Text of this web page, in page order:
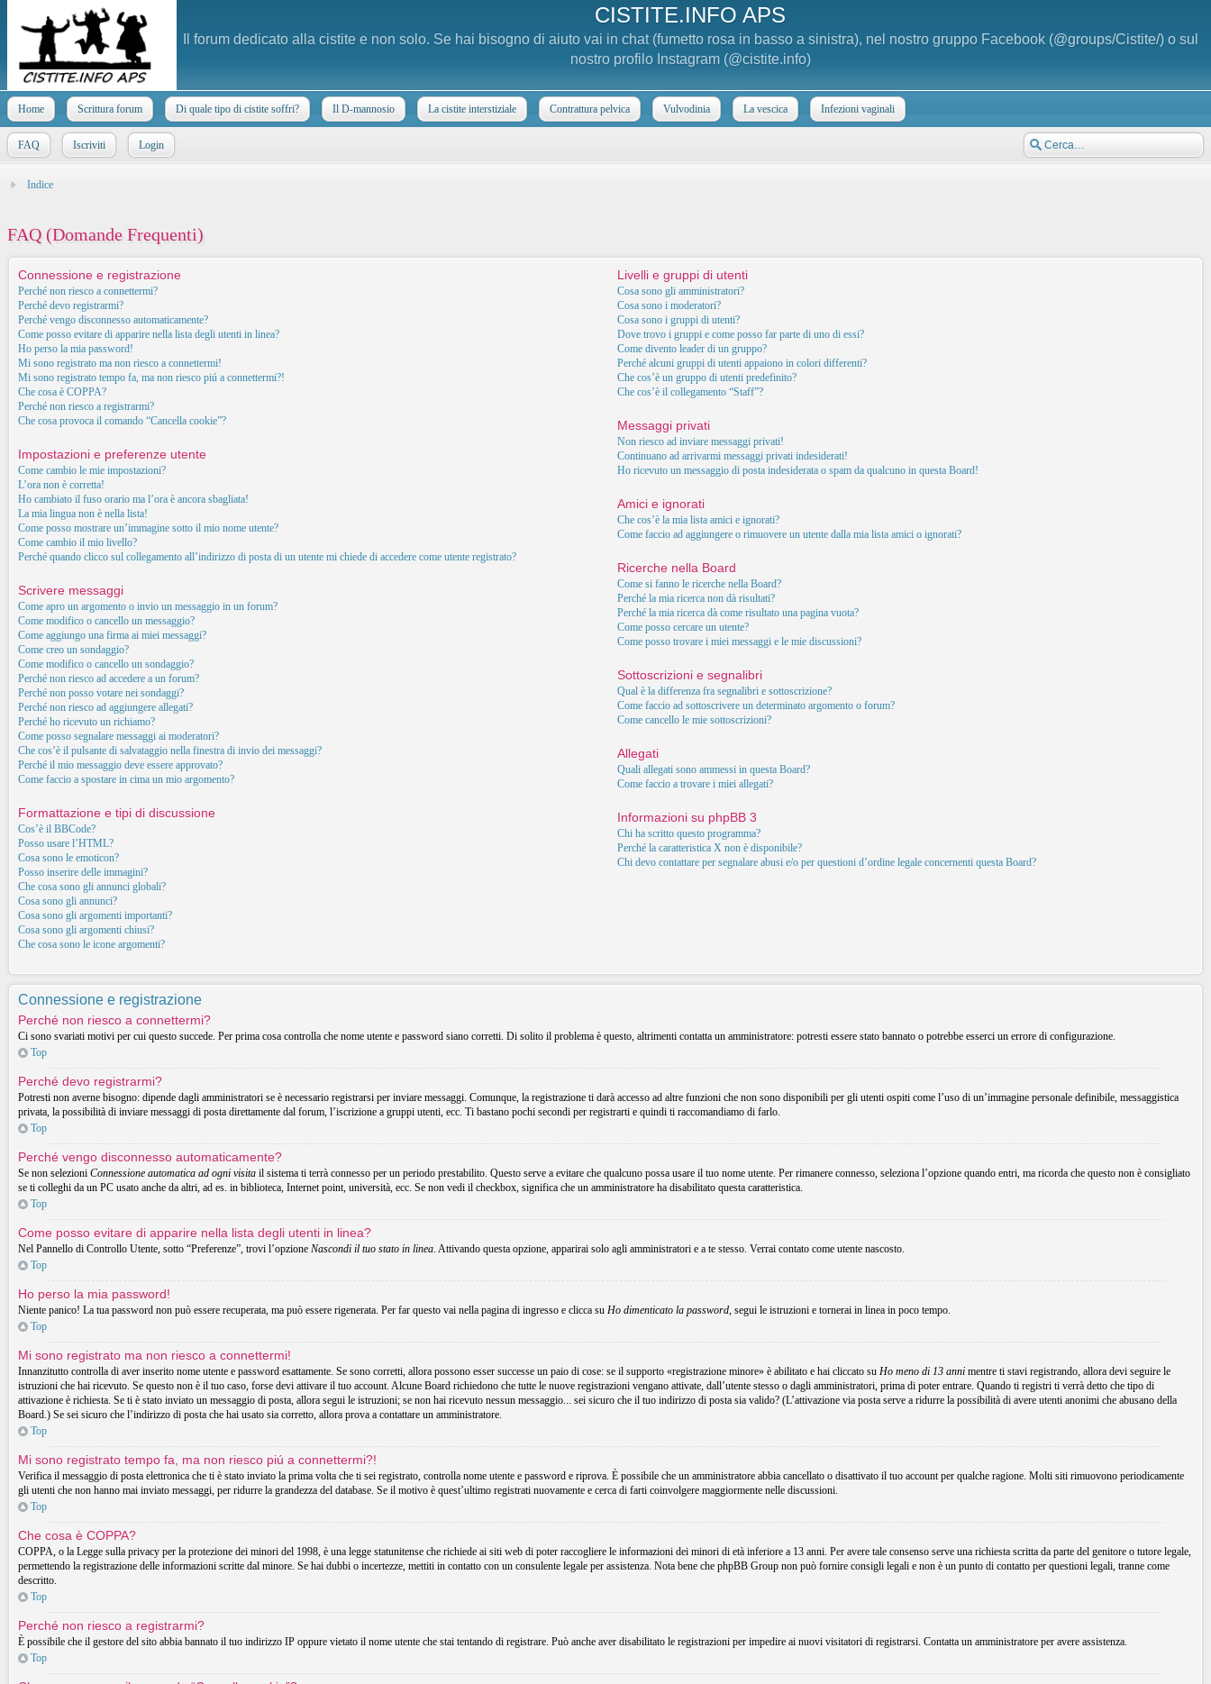
CISTITE.INFO APS
Il forum dedicato alla cistite e non solo. Se hai bisogno di aiuto vai in chat (fumetto rosa in basso a sinistra), nel nostro gruppo Facebook (@groups/Cistite/) o sul
nostro profilo Instagram (@cistite.info)
Home Scrittura forum Di quale tipo di cistite soffri? Il D-mannosio La cistite interstiziale Contrattura pelvica Vulvodinia La vescica Infezioni vaginali
FAQ Iscriviti Login
Indice
FAQ (Domande Frequenti)
Connessione e registrazione
Perché non riesco a connettermi?
Perché devo registrarmi?
Perché vengo disconnesso automaticamente?
Come posso evitare di apparire nella lista degli utenti in linea?
Ho perso la mia password!
Mi sono registrato ma non riesco a connettermi!
Mi sono registrato tempo fa, ma non riesco piú a connettermi?!
Che cosa è COPPA?
Perché non riesco a registrarmi?
Che cosa provoca il comando “Cancella cookie”?
Impostazioni e preferenze utente
Come cambio le mie impostazioni?
L’ora non è corretta!
Ho cambiato il fuso orario ma l’ora è ancora sbagliata!
La mia lingua non è nella lista!
Come posso mostrare un’immagine sotto il mio nome utente?
Come cambio il mio livello?
Perché quando clicco sul collegamento all’indirizzo di posta di un utente mi chiede di accedere come utente registrato?
Scrivere messaggi
Come apro un argomento o invio un messaggio in un forum?
Come modifico o cancello un messaggio?
Come aggiungo una firma ai miei messaggi?
Come creo un sondaggio?
Come modifico o cancello un sondaggio?
Perché non riesco ad accedere a un forum?
Perché non posso votare nei sondaggi?
Perché non riesco ad aggiungere allegati?
Perché ho ricevuto un richiamo?
Come posso segnalare messaggi ai moderatori?
Che cos’è il pulsante di salvataggio nella finestra di invio dei messaggi?
Perché il mio messaggio deve essere approvato?
Come faccio a spostare in cima un mio argomento?
Formattazione e tipi di discussione
Cos’è il BBCode?
Posso usare l’HTML?
Cosa sono le emoticon?
Posso inserire delle immagini?
Che cosa sono gli annunci globali?
Cosa sono gli annunci?
Cosa sono gli argomenti importanti?
Cosa sono gli argomenti chiusi?
Che cosa sono le icone argomenti?
Livelli e gruppi di utenti
Cosa sono gli amministratori?
Cosa sono i moderatori?
Cosa sono i gruppi di utenti?
Dove trovo i gruppi e come posso far parte di uno di essi?
Come divento leader di un gruppo?
Perché alcuni gruppi di utenti appaiono in colori differenti?
Che cos’è un gruppo di utenti predefinito?
Che cos’è il collegamento “Staff”?
Messaggi privati
Non riesco ad inviare messaggi privati!
Continuano ad arrivarmi messaggi privati indesiderati!
Ho ricevuto un messaggio di posta indesiderata o spam da qualcuno in questa Board!
Amici e ignorati
Che cos’è la mia lista amici e ignorati?
Come faccio ad aggiungere o rimuovere un utente dalla mia lista amici o ignorati?
Ricerche nella Board
Come si fanno le ricerche nella Board?
Perché la mia ricerca non dà risultati?
Perché la mia ricerca dà come risultato una pagina vuota?
Come posso cercare un utente?
Come posso trovare i miei messaggi e le mie discussioni?
Sottoscrizioni e segnalibri
Qual è la differenza fra segnalibri e sottoscrizione?
Come faccio ad sottoscrivere un determinato argomento o forum?
Come cancello le mie sottoscrizioni?
Allegati
Quali allegati sono ammessi in questa Board?
Come faccio a trovare i miei allegati?
Informazioni su phpBB 3
Chi ha scritto questo programma?
Perché la caratteristica X non è disponibile?
Chi devo contattare per segnalare abusi e/o per questioni d’ordine legale concernenti questa Board?
Connessione e registrazione
Perché non riesco a connettermi?
Ci sono svariati motivi per cui questo succede. Per prima cosa controlla che nome utente e password siano corretti. Di solito il problema è questo, altrimenti contatta un amministratore: potresti essere stato bannato o potrebbe esserci un errore di configurazione.
Top
Perché devo registrarmi?
Potresti non averne bisogno: dipende dagli amministratori se è necessario registrarsi per inviare messaggi. Comunque, la registrazione ti darà accesso ad altre funzioni che non sono disponibili per gli utenti ospiti come l’uso di un’immagine personale definibile, messaggistica
privata, la possibilità di inviare messaggi di posta direttamente dal forum, l’iscrizione a gruppi utenti, ecc. Ti bastano pochi secondi per registrarti e quindi ti raccomandiamo di farlo.
Top
Perché vengo disconnesso automaticamente?
Se non selezioni Connessione automatica ad ogni visita il sistema ti terrà connesso per un periodo prestabilito. Questo serve a evitare che qualcuno possa usare il tuo nome utente. Per rimanere connesso, seleziona l’opzione quando entri, ma ricorda che questo non è consigliato
se ti colleghi da un PC usato anche da altri, ad es. in biblioteca, Internet point, università, ecc. Se non vedi il checkbox, significa che un amministratore ha disabilitato questa caratteristica.
Top
Come posso evitare di apparire nella lista degli utenti in linea?
Nel Pannello di Controllo Utente, sotto “Preferenze”, trovi l’opzione Nascondi il tuo stato in linea. Attivando questa opzione, apparirai solo agli amministratori e a te stesso. Verrai contato come utente nascosto.
Top
Ho perso la mia password!
Niente panico! La tua password non può essere recuperata, ma può essere rigenerata. Per far questo vai nella pagina di ingresso e clicca su Ho dimenticato la password, segui le istruzioni e tornerai in linea in poco tempo.
Top
Mi sono registrato ma non riesco a connettermi!
Innanzitutto controlla di aver inserito nome utente e password esattamente. Se sono corretti, allora possono esser successe un paio di cose: se il supporto «registrazione minore» è abilitato e hai cliccato su Ho meno di 13 anni mentre ti stavi registrando, allora devi seguire le
istruzioni che hai ricevuto. Se questo non è il tuo caso, forse devi attivare il tuo account. Alcune Board richiedono che tutte le nuove registrazioni vengano attivate, dall’utente stesso o dagli amministratori, prima di poter entrare. Quando ti registri ti verrà detto che tipo di
attivazione è richiesta. Se ti è stato inviato un messaggio di posta, allora segui le istruzioni; se non hai ricevuto nessun messaggio... sei sicuro che il tuo indirizzo di posta sia valido? (L’attivazione via posta serve a ridurre la possibilità di avere utenti anonimi che abusano della
Board.) Se sei sicuro che l’indirizzo di posta che hai usato sia corretto, allora prova a contattare un amministratore.
Top
Mi sono registrato tempo fa, ma non riesco piú a connettermi?!
Verifica il messaggio di posta elettronica che ti è stato inviato la prima volta che ti sei registrato, controlla nome utente e password e riprova. È possibile che un amministratore abbia cancellato o disattivato il tuo account per qualche ragione. Molti siti rimuovono periodicamente
gli utenti che non hanno mai inviato messaggi, per ridurre la grandezza del database. Se il motivo è quest’ultimo registrati nuovamente e cerca di farti coinvolgere maggiormente nelle discussioni.
Top
Che cosa è COPPA?
COPPA, o la Legge sulla privacy per la protezione dei minori del 1998, è una legge statunitense che richiede ai siti web di poter raccogliere le informazioni dei minori di età inferiore a 13 anni. Per avere tale consenso serve una richiesta scritta da parte del genitore o tutore legale,
permettendo la registrazione delle informazioni scritte dal minore. Se hai dubbi o incertezze, mettiti in contatto con un consulente legale per assistenza. Nota bene che phpBB Group non può fornire consigli legali e non è un punto di contatto per questioni legali, tranne come
descritto.
Top
Perché non riesco a registrarmi?
È possibile che il gestore del sito abbia bannato il tuo indirizzo IP oppure vietato il nome utente che stai tentando di registrare. Può anche aver disabilitato le registrazioni per impedire ai nuovi visitatori di registrarsi. Contatta un amministratore per avere assistenza.
Top